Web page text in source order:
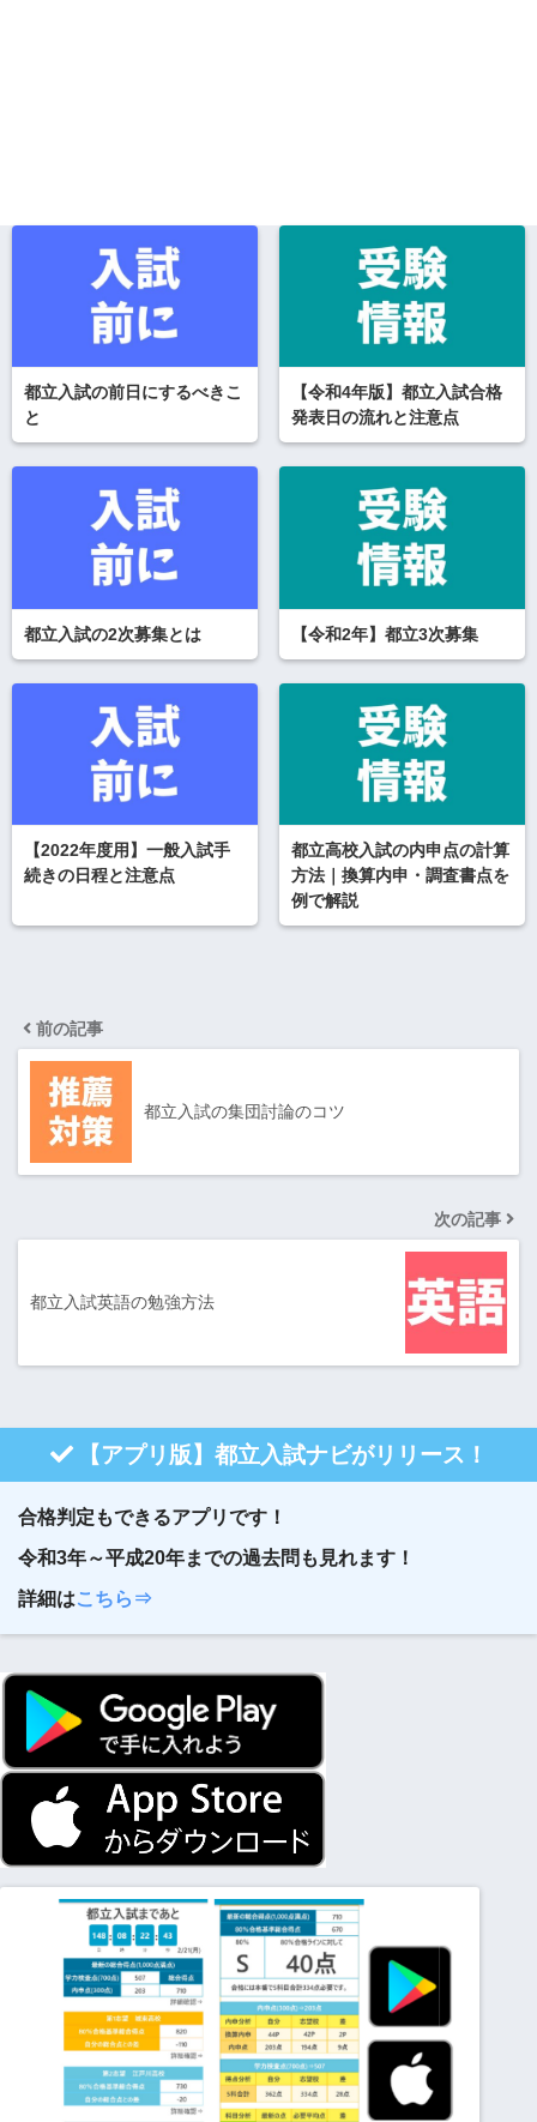
都立入試の前日にするべきこ
と
【令和4年版】都立入試合格
発表日の流れと注意点
都立入試の2次募集とは 【令和2年】都立3次募集
【2022年度用】一般入試手
続きの日程と注意点
都立高校入試の内申点の計算
方法｜換算内申・調査書点を
例で解説
前の記事
都立入試の集団討論のコツ
次の記事
都立入試英語の勉強方法
【アプリ版】都立入試ナビがリリース！
合格判定もできるアプリです！
令和3年～平成20年までの過去問も見れます！
詳細はこちら⇒